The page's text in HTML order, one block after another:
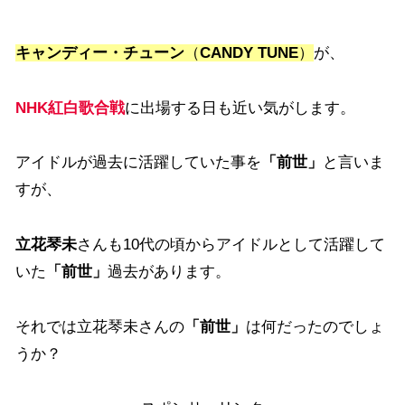
キャンディー・チューン （CANDY TUNE） が、
NHK紅白歌合戦に出場する日も近い気がします。
アイドルが過去に活躍していた事を 「前世」
と言いま
すが、
立花琴未さんも10代の頃からアイドルとして活躍して
いた
「前世」 過去があります。
それでは立花琴未さんの 「前世」 は何だったのでしょ
うか？